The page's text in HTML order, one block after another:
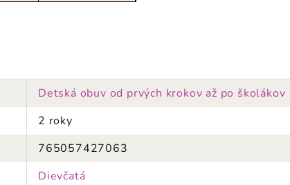
Detská obuv od prvých krokov až po školákov
2 roky
765057427063
Dievčatá